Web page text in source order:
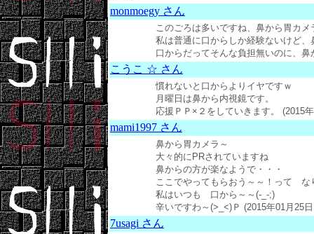
monmoegy さん
このごろは多いですね、鼻から胃カメ
私は普通に口からしか経験ないけど
口からだってそんな負担無いのに、
こうこ ☆ さん
慣れないと口からよりイヤですｗ
月曜日は鼻から内視鏡です。
応援ＰＰ×２をしていきます。 (2015
mami1997 さん
鼻から胃カメラ～
大々的にPRされていますね
鼻からの方が楽なようで・・・
ここでやってもらおう～～！って な
私はいつも 口から～～(-_-;)
辛いですわ～(>_<)Ｐ (2015年01月25
7usagi さん